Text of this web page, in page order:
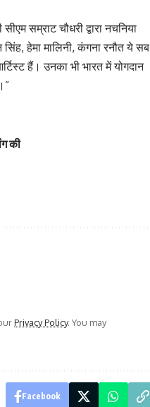
सम्राट चौधरी द्वारा नचनिया
हेमा मालिनी, कंगना रनौत ये सब
हैं। उनका भी भारत में योगदान
की
Privacy Policy. You may
Facebook